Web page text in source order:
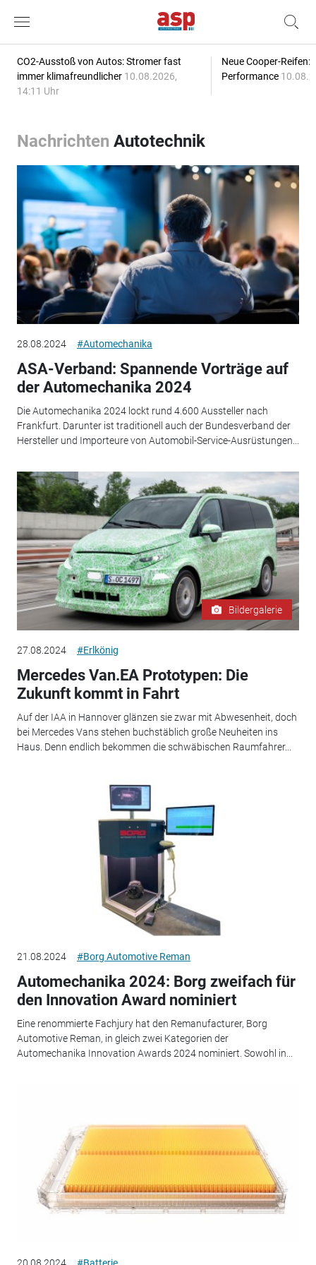
CO2-Ausstoß von Autos: Stromer fast
immer klimafreundlicher 10.08.2026,
14:11 Uhr
Neue Cooper-Reifen:
Performance
Nachrichten Autotechnik
28.08.2024 #Automechanika
ASA-Verband: Spannende Vorträge auf
der Automechanika 2024
Die Automechanika 2024 lockt rund 4.600 Aussteller nach
Frankfurt. Darunter ist traditionell auch der Bundesverband der
Hersteller und Importeure von Automobil-Service-Ausrüstungen...
Bildergalerie
27.08.2024 #Erlkönig
Mercedes Van.EA Prototypen: Die
Zukunft kommt in Fahrt
Auf der IAA in Hannover glänzen sie zwar mit Abwesenheit, doch
bei Mercedes Vans stehen buchstäblich große Neuheiten ins
Haus. Denn endlich bekommen die schwäbischen Raumfahrer...
21.08.2024 #Borg Automotive Reman
Automechanika 2024: Borg zweifach für
den Innovation Award nominiert
Eine renommierte Fachjury hat den Remanufacturer, Borg
Automotive Reman, in gleich zwei Kategorien der
Automechanika Innovation Awards 2024 nominiert. Sowohl in...
20.08.2024 #Batterie